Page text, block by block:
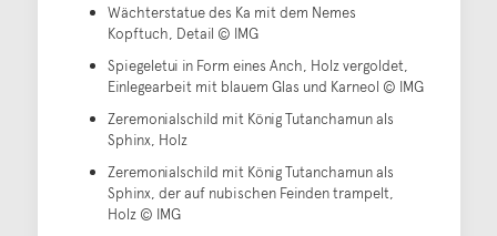
Wächterstatue des Ka mit dem Nemes
Kopftuch, Detail © IMG
Spiegeletui in Form eines Anch, Holz vergoldet,
Einlegearbeit mit blauem Glas und Karneol © IMG
Zeremonialschild mit König Tutanchamun als
Sphinx, Holz
Zeremonialschild mit König Tutanchamun als
Sphinx, der auf nubischen Feinden trampelt,
Holz © IMG